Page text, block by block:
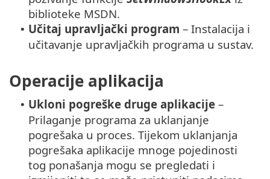
biblioteke MSDN.
• Učitaj upravljački program – Instalacija i
učitavanje upravljačkih programa u sustav.
Operacije aplikacija
• Ukloni pogreške druge aplikacije –
Prilaganje programa za uklanjanje
pogrešaka u proces. Tijekom uklanjanja
pogrešaka aplikacije mnoge pojedinosti
tog ponašanja mogu se pregledati i